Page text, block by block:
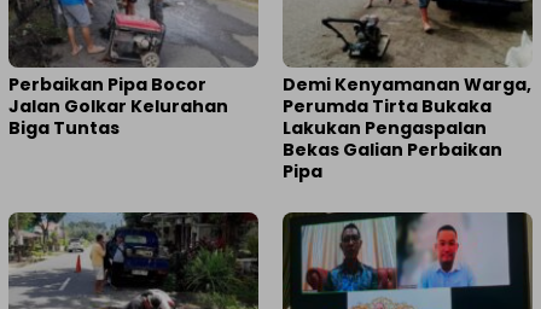
Perbaikan Pipa Bocor
Jalan Golkar Kelurahan
Biga Tuntas
Demi Kenyamanan Warga,
Perumda Tirta Bukaka
Lakukan Pengaspalan
Bekas Galian Perbaikan
Pipa